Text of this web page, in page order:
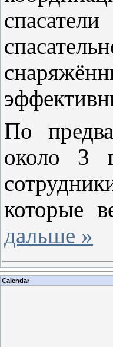
По
около 3
которые
дальше »
Calendar